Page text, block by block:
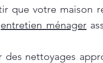
que votre maison
entretien ménager
des nettoyages